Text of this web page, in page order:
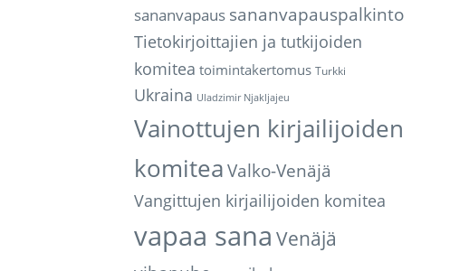
sananvapaus sananvapauspalkinto
Tietokirjoittajien ja tutkijoiden
komitea toimintakertomus Turkki
Ukraina Uladzimir Njakljajeu
Vainottujen kirjailijoiden
komitea Valko-Venäjä
Vangittujen kirjailijoiden komitea
vapaa sana Venäjä